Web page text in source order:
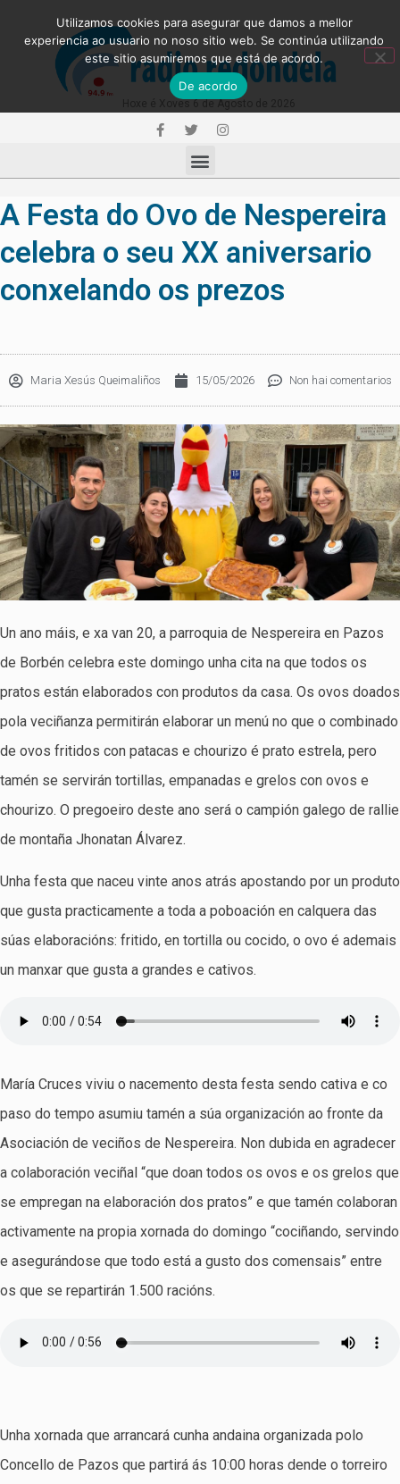
A Festa do Ovo de Nespereira
celebra o seu XX aniversario
conxelando os prezos
Maria Xesús Queimaliños 15/05/2026 Non hai comentarios
Un ano máis, e xa van 20, a parroquia de Nespereira en Pazos
de Borbén celebra este domingo unha cita na que todos os
pratos están elaborados con produtos da casa. Os ovos doados
pola veciñanza permitirán elaborar un menú no que o combinado
de ovos fritidos con patacas e chourizo é prato estrela, pero
tamén se servirán tortillas, empanadas e grelos con ovos e
chourizo. O pregoeiro deste ano será o campión galego de rallie
de montaña Jhonatan Álvarez.
Unha festa que naceu vinte anos atrás apostando por un produto
que gusta practicamente a toda a poboación en calquera das
súas elaboracións: fritido, en tortilla ou cocido, o ovo é ademais
un manxar que gusta a grandes e cativos.
María Cruces viviu o nacemento desta festa sendo cativa e co
paso do tempo asumiu tamén a súa organización ao fronte da
Asociación de veciños de Nespereira. Non dubida en agradecer
a colaboración veciñal “que doan todos os ovos e os grelos que
se empregan na elaboración dos pratos” e que tamén colaboran
activamente na propia xornada do domingo “cociñando, servindo
e asegurándose que todo está a gusto dos comensais” entre
os que se repartirán 1.500 racións.
Unha xornada que arrancará cunha andaina organizada polo
Concello de Pazos que partirá ás 10:00 horas dende o torreiro
Utilizamos cookies para asegurar que damos a mellor
experiencia ao usuario no noso sitio web. Se continúa utilizando
este sitio asumiremos que está de acordo.
De acordo